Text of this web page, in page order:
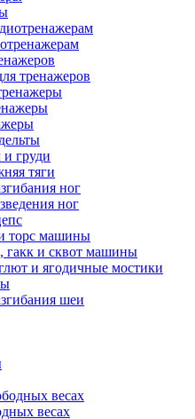
тренажеров
груди
тяги
ног
ног
торс машины
и сквот машины
и ягодичные мостики
шеи
весах